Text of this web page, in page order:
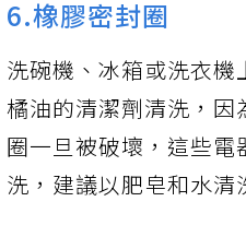
6.橡膠密封圈
洗碗機、冰箱或洗衣
橘油的清潔劑清洗，
圈一旦被破壞，這些
洗，建議以肥皂和水清